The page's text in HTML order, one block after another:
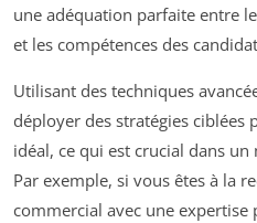
une adéquation parfaite entre
et les compétences des
Utilisant des techniques
déployer des stratégies ciblées
idéal, ce qui est crucial dans
Par exemple, si vous êtes à la
commercial avec une expertise